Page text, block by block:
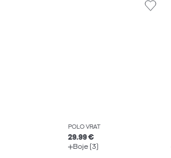
POLO VRAT
29.99 €
Boje (3)